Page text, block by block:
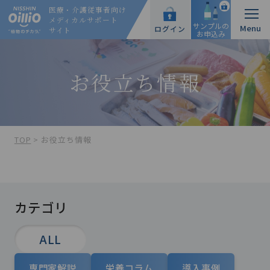
医療・介護従事者向け
メディカルサポート
サイト
ログイン サンプルの
お申込み
お役立ち情報
TOP > お役立ち情報
カテゴリ
ALL